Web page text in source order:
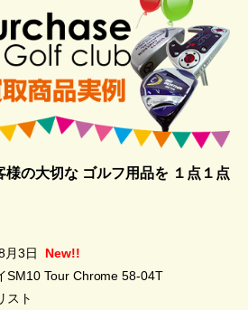
様の大切な ゴルフ用品を１点１点
月3日
New!!
SM10 Tour Chrome 58-04T
スト